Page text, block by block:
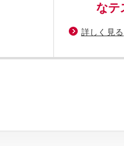
なテ
詳しく見る